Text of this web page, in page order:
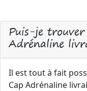
Puis-je
Adrénaline
Il est tout à fait
Cap Adrénaline